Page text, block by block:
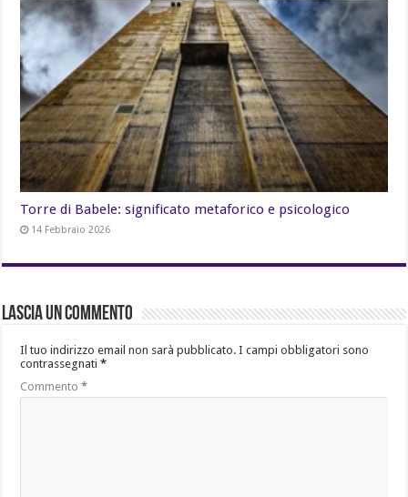
Torre di Babele: significato metaforico e psicologico
14 Febbraio 2026
Lascia un commento
Il tuo indirizzo email non sarà pubblicato. I campi obbligatori sono
contrassegnati*
Commento*